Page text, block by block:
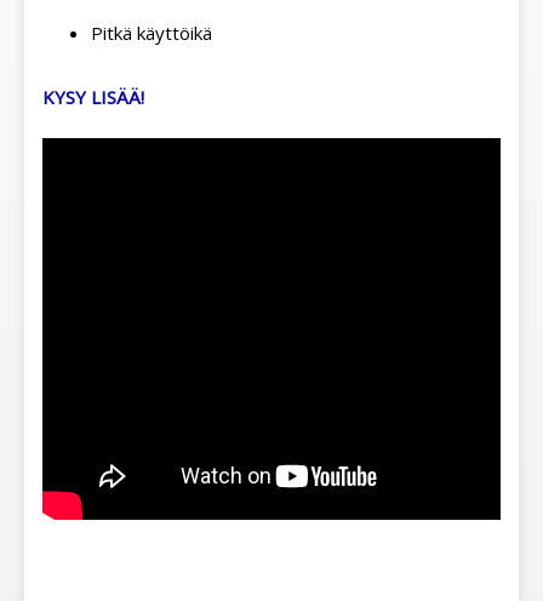
Pitkä käyttöikä
KYSY LISÄÄ!